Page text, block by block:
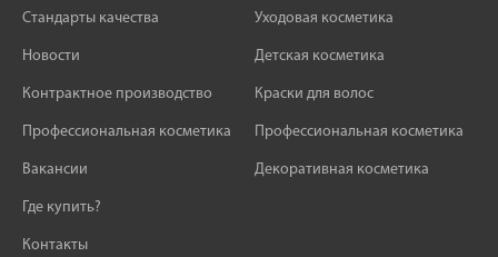
Стандарты качества
Новости
Контрактное производство
Профессиональная косметика
Вакансии
Где купить?
Контакты
Уходовая косметика
Детская косметика
Краски для волос
Профессиональная косметика
Декоративная косметика